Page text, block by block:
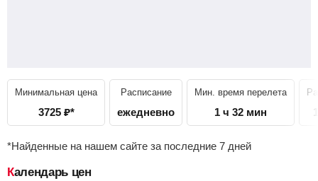
Минимальная цена
3725 ₽*
Расписание
ежедневно
Мин. время перелета
1 ч 32 мин
*Найденные на нашем сайте за последние 7 дней
Календарь цен